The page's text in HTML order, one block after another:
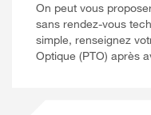
On peut vous
sans rendez-vous
simple, renseignez
Optique (PTO) après